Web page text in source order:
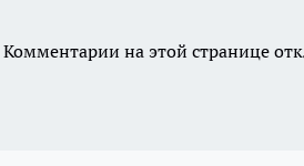
Комментарии на этой странице